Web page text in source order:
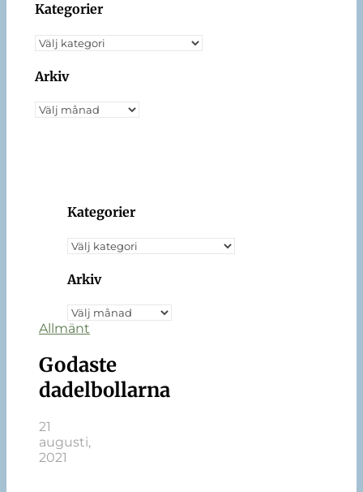
Kategorier
Kategorier
Arkiv
Arkiv
Kategorier
Kategorier
Arkiv
Arkiv
Allmänt
Godaste
dadelbollarna
21
augusti,
2021